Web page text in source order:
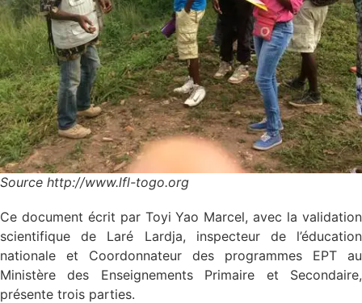
Source http://www.lfl-togo.org
Ce document écrit par Toyi Yao Marcel, avec la validation
scientifique de Laré Lardja, inspecteur de l’éducation
nationale et Coordonnateur des programmes EPT au
Ministère des Enseignements Primaire et Secondaire,
présente trois parties.